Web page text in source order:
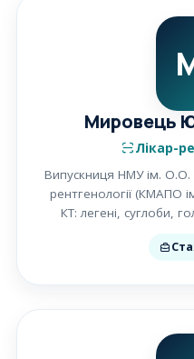
Мировець
Лікар-
Випускниця НМУ ім. О.О.
рентгенології (КМАПО
КТ: легені, суглоби,